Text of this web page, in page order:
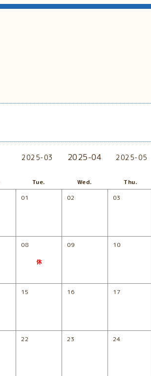
2025-03 2025-04 2025-05
Tue. Wed. Thu.
01
02 03
08 09 10
15 16 17
22 23 24